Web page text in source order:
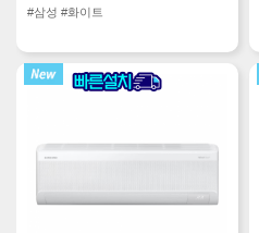
#삼성 #화이트